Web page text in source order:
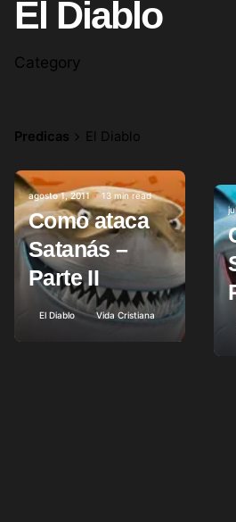
El Diablo
Category
Predicas El Diablo
Posted by
agosto 1, 2011 13 min read
Como ataca
Satanás –
Parte II
El Diablo Vida Cristiana